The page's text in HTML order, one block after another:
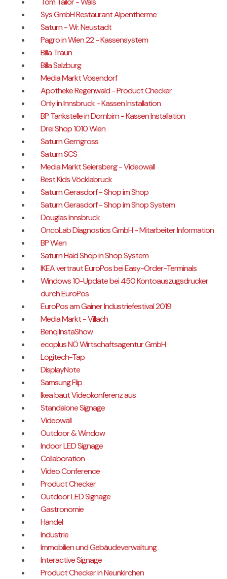
Sys GmbH Restaurant Alpentherme
Saturn - Wr. Neustadt
Pagro in Wien 22 - Kassensystem
Billa Traun
Billa Salzburg
Media Markt Vösendorf
Apotheke Regenwald - Product Checker
Only in Innsbruck - Kassen Installation
BP Tankstelle in Dornbirn - Kassen Installation
Drei Shop 1010 Wien
Saturn Gerngross
Saturn SCS
Media Markt Seiersberg - Videowall
Best Kids Vöcklabruck
Saturn Gerasdorf - Shop im Shop
Saturn Gerasdorf - Shop im Shop System
Douglas Innsbruck
OncoLab Diagnostics GmbH - Mitarbeiter Information
BP Wien
Saturn Haid Shop in Shop System
IKEA vertraut EuroPos bei Easy-Order-Terminals
Windows 10-Update bei 450 Kontoauszugsdrucker
durch EuroPos
EuroPos am Gainer Industriefestival 2019
Media Markt - Villach
Benq InstaShow
ecoplus NÖ Wirtschaftsagentur GmbH
Logitech-Tap
DisplayNote
Samsung Flip
Ikea baut Videokonferenz aus
Standalone Signage
Videowall
Outdoor & Window
Indoor LED Signage
Collaboration
Video Conference
Product Checker
Outdoor LED Signage
Gastronomie
Handel
Industrie
Immobilien und Gebäudeverwaltung
Interactive Signage
Product Checker in Neunkirchen